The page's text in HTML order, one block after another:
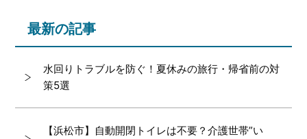
最新の記事
水回りトラブルを防ぐ！夏休みの旅行・帰省前の対
策5選
【浜松市】自動開閉トイレは不要？介護世帯”い